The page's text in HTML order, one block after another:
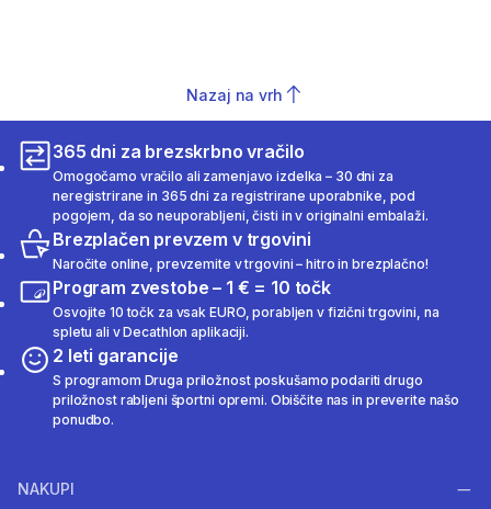
Nazaj na vrh
365 dni za brezskrbno vračilo
Omogočamo vračilo ali zamenjavo izdelka – 30 dni za
neregistrirane in 365 dni za registrirane uporabnike, pod
pogojem, da so neuporabljeni, čisti in v originalni embalaži.
Brezplačen prevzem v trgovini
Naročite online, prevzemite v trgovini – hitro in brezplačno!
Program zvestobe – 1 € = 10 točk
Osvojite 10 točk za vsak EURO, porabljen v fizični trgovini, na
spletu ali v Decathlon aplikaciji.
2 leti garancije
S programom Druga priložnost poskušamo podariti drugo
priložnost rabljeni športni opremi. Obiščite nas in preverite našo
ponudbo.
NAKUPI